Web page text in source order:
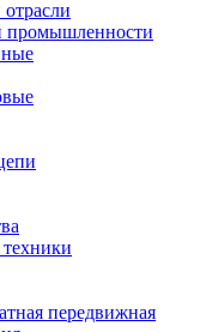
промышленности
передвижная